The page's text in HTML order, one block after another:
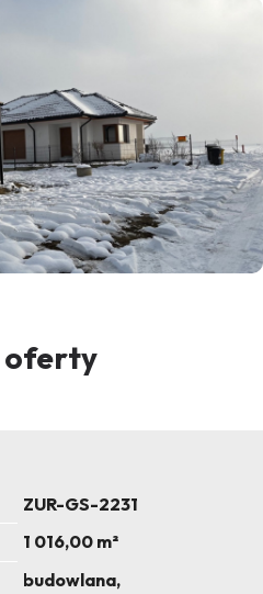
oferty
ZUR-GS-2231
1 016,00 m²
budowlana,